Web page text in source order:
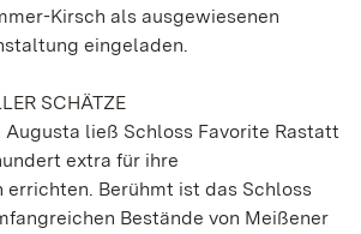
Kirsch als ausgewiesenen
eingeladen.
SCHÄTZE
ließ Schloss Favorite Rastatt
extra für ihre
errichten. Berühmt ist das Schloss
Bestände von Meißener